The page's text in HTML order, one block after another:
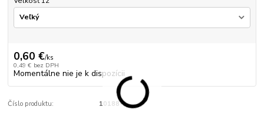
0,60 €/ks
0,49 € bez DPH
Momentálne nie je k dispozícii
Číslo produktu: 10188-1